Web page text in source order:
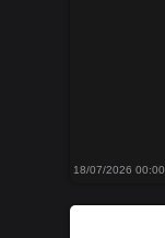
18/07/2026 00:00